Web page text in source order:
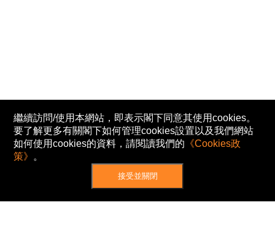
繼續訪問/使用本網站，即表示閣下同意其使用cookies。
要了解更多有關閣下如何管理cookies設置以及我們網站
如何使用cookies的資料，請閱讀我們的 《Cookies政
策》 。
接受並關閉